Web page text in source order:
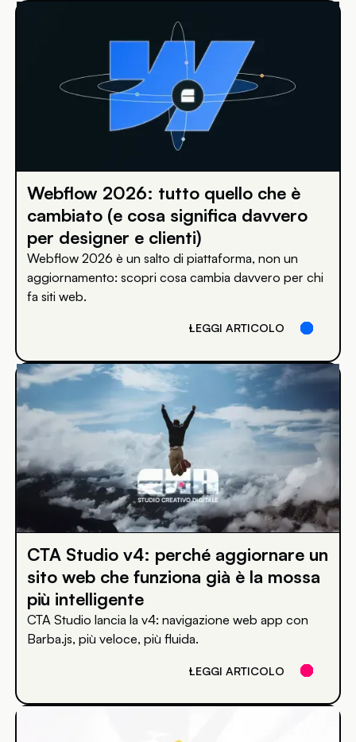
Webflow 2026: tutto quello che è
cambiato (e cosa significa davvero
per designer e clienti)
Webflow 2026 è un salto di piattaforma, non un
aggiornamento: scopri cosa cambia davvero per chi
fa siti web.
LEGGI ARTICOLO
CTA Studio v4: perché aggiornare un
sito web che funziona già è la mossa
più intelligente
CTA Studio lancia la v4: navigazione web app con
Barba.js, più veloce, più fluida.
LEGGI ARTICOLO